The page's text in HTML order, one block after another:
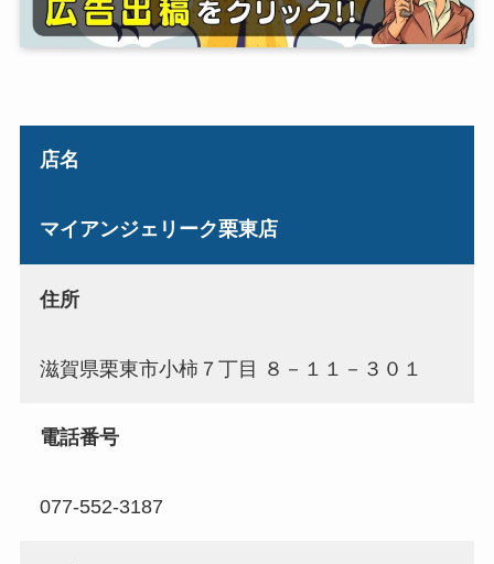
店名
マイアンジェリーク栗東店
住所
滋賀県栗東市小柿７丁目 ８－１１－３０１
電話番号
077-552-3187